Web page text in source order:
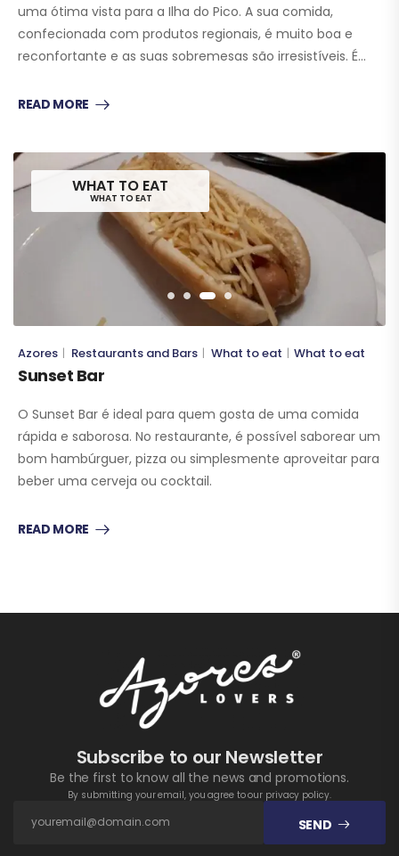
uma ótima vista para a Ilha do Pico. A sua comida,
confecionada com produtos regionais, é muito boa e
reconfortante e as suas sobremesas são irresistíveis. É…
READ MORE
WHAT TO EAT
WHAT TO EAT
Azores | Restaurants and Bars | What to eat | What to eat
Sunset Bar
O Sunset Bar é ideal para quem gosta de uma comida
rápida e saborosa. No restaurante, é possível saborear um
bom hambúrguer, pizza ou simplesmente aproveitar para
beber uma cerveja ou cocktail.
READ MORE
Subscribe to our Newsletter
Be the first to know all the news and promotions.
By submitting your email, you agree to our privacy policy.
SEND